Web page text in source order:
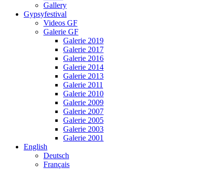
Gallery
Gypsyfestival
Videos GF
Galerie GF
Galerie 2019
Galerie 2017
Galerie 2016
Galerie 2014
Galerie 2013
Galerie 2011
Galerie 2010
Galerie 2009
Galerie 2007
Galerie 2005
Galerie 2003
Galerie 2001
English
Deutsch
Français